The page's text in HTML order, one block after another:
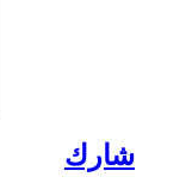
شارك